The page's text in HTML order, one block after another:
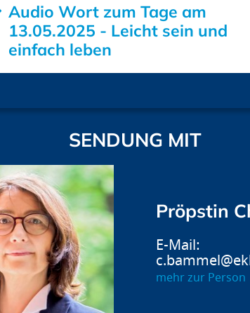
Audio Wort zum Tage am
13.05.2025 - Leicht sein und
einfach leben
SENDUNG MIT
Pröpstin
mehr zur Person